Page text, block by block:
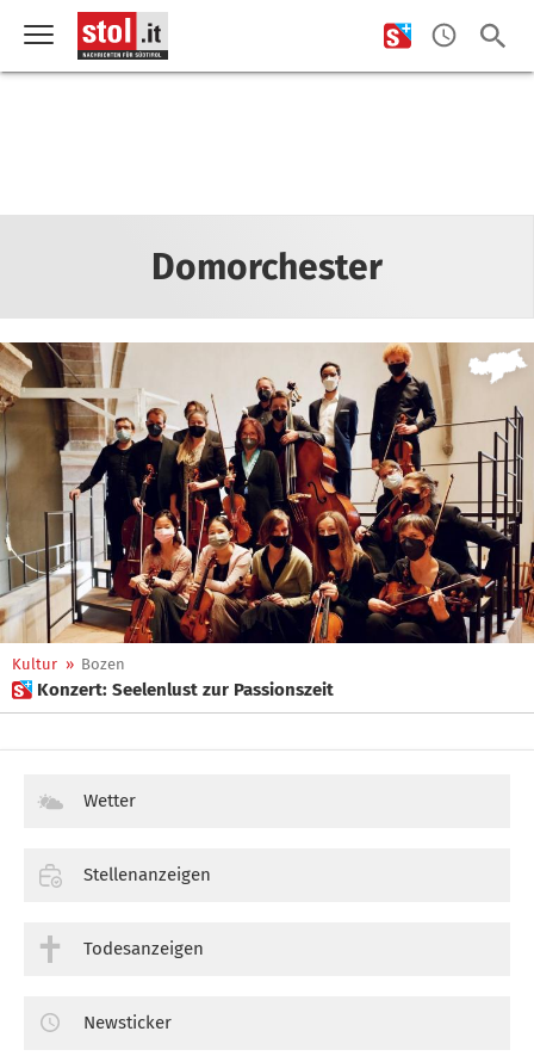
Domorchester
Kultur » Bozen
 Konzert: Seelenlust zur Passionszeit
Wetter
Stellenanzeigen
Todesanzeigen
Newsticker